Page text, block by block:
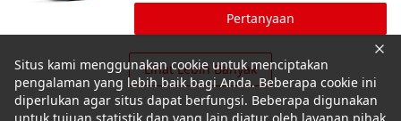
Pertanyaan
Lihat Lebih Banyak
Situs kami menggunakan cookie untuk menciptakan
pengalaman yang lebih baik bagi Anda. Beberapa cookie ini
diperlukan agar situs dapat berfungsi. Beberapa digunakan